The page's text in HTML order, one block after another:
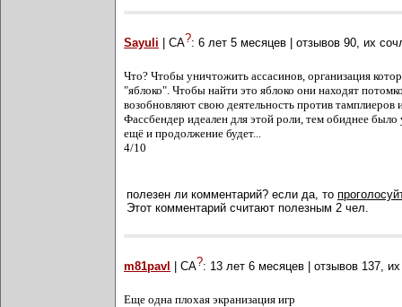
Sayuli | СА?: 6 лет 5 месяцев | отзывов 90, их
Что? Чтобы уничтожить ассасинов, организация
"яблоко". Чтобы найти это яблоко они находят
возобновляют свою деятельность против
Фассбендер идеален для этой роли, тем обиднее
ещё и продолжение будет...
4/10
полезен ли комментарий? если да, то
Этот комментарий считают полезным 2 чел.
m81pavl | СА?: 13 лет 6 месяцев | отзывов 137,
Еще одна плохая экранизация игр